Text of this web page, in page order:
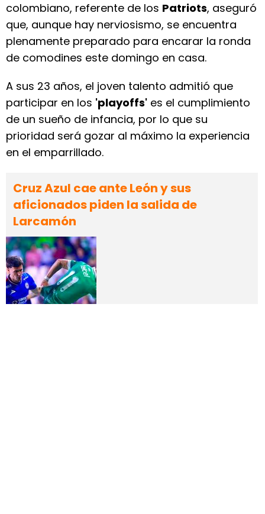
colombiano, referente de los Patriots, aseguró
que, aunque hay nerviosismo, se encuentra
plenamente preparado para encarar la ronda
de comodines este domingo en casa.
A sus 23 años, el joven talento admitió que
participar en los 'playoffs' es el cumplimiento
de un sueño de infancia, por lo que su
prioridad será gozar al máximo la experiencia
en el emparrillado.
Cruz Azul cae ante León y sus
aficionados piden la salida de
Larcamón